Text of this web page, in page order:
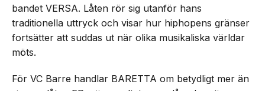
bandet VERSA. Låten rör sig utanför hans
traditionella uttryck och visar hur hiphopens gränser
fortsätter att suddas ut när olika musikaliska världar
möts.
För VC Barre handlar BARETTA om betydligt mer än